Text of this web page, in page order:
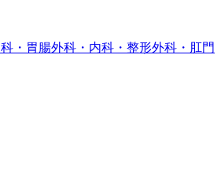
・胃腸外科・内科・整形外科・肛門